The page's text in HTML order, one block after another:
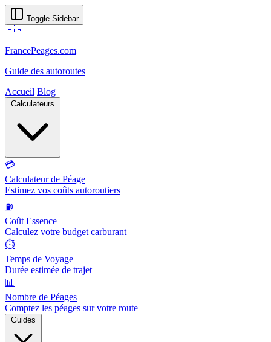
Toggle Sidebar
🇫🇷
FrancePeages.com
Guide des autoroutes
Accueil Blog
Calculateurs
💳
Calculateur de Péage
Estimez vos coûts autoroutiers
⛽
Coût Essence
Calculez votre budget carburant
⏱️
Temps de Voyage
Durée estimée de trajet
📊
Nombre de Péages
Comptez les péages sur votre route
Guides